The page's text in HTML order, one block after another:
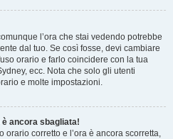
l’ora che stai vedendo potrebbe
dal tuo. Se così fosse, devi cambiare
orario e farlo coincidere con la tua
ecc. Nota che solo gli utenti
e molte impostazioni.
è ancora sbagliata!
orario corretto e l’ora è ancora scorretta,